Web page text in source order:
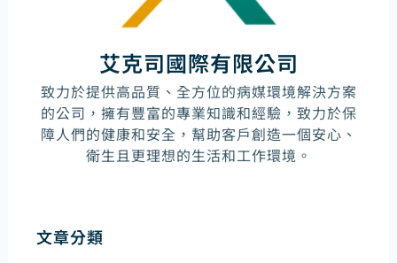
艾克司國際有限公司
致力於提供高品質、全方位的病媒環境解決方案
的公司，擁有豐富的專業知識和經驗，致力於保
障人們的健康和安全，幫助客戶創造一個安心、
衛生且更理想的生活和工作環境。
文章分類